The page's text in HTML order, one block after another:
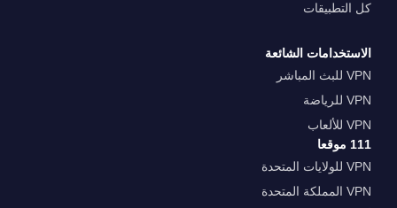
كل التطبيقات
الاستخدامات الشائعة
VPN للبث المباشر
VPN للرياضة
VPN للألعاب
111 موقعا
VPN للولايات المتحدة
VPN المملكة المتحدة